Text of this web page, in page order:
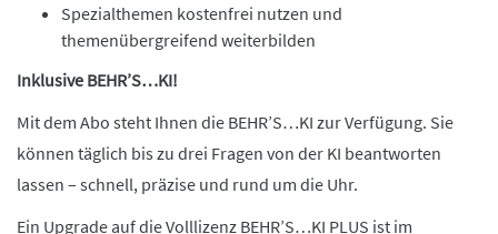
Spezialthemen kostenfrei nutzen und
themenübergreifend weiterbilden
Inklusive BEHR’S…KI!
Mit dem Abo steht Ihnen die BEHR’S…KI zur Verfügung. Sie
können täglich bis zu drei Fragen von der KI beantworten
lassen – schnell, präzise und rund um die Uhr.
Ein Upgrade auf die Volllizenz BEHR’S…KI PLUS ist im